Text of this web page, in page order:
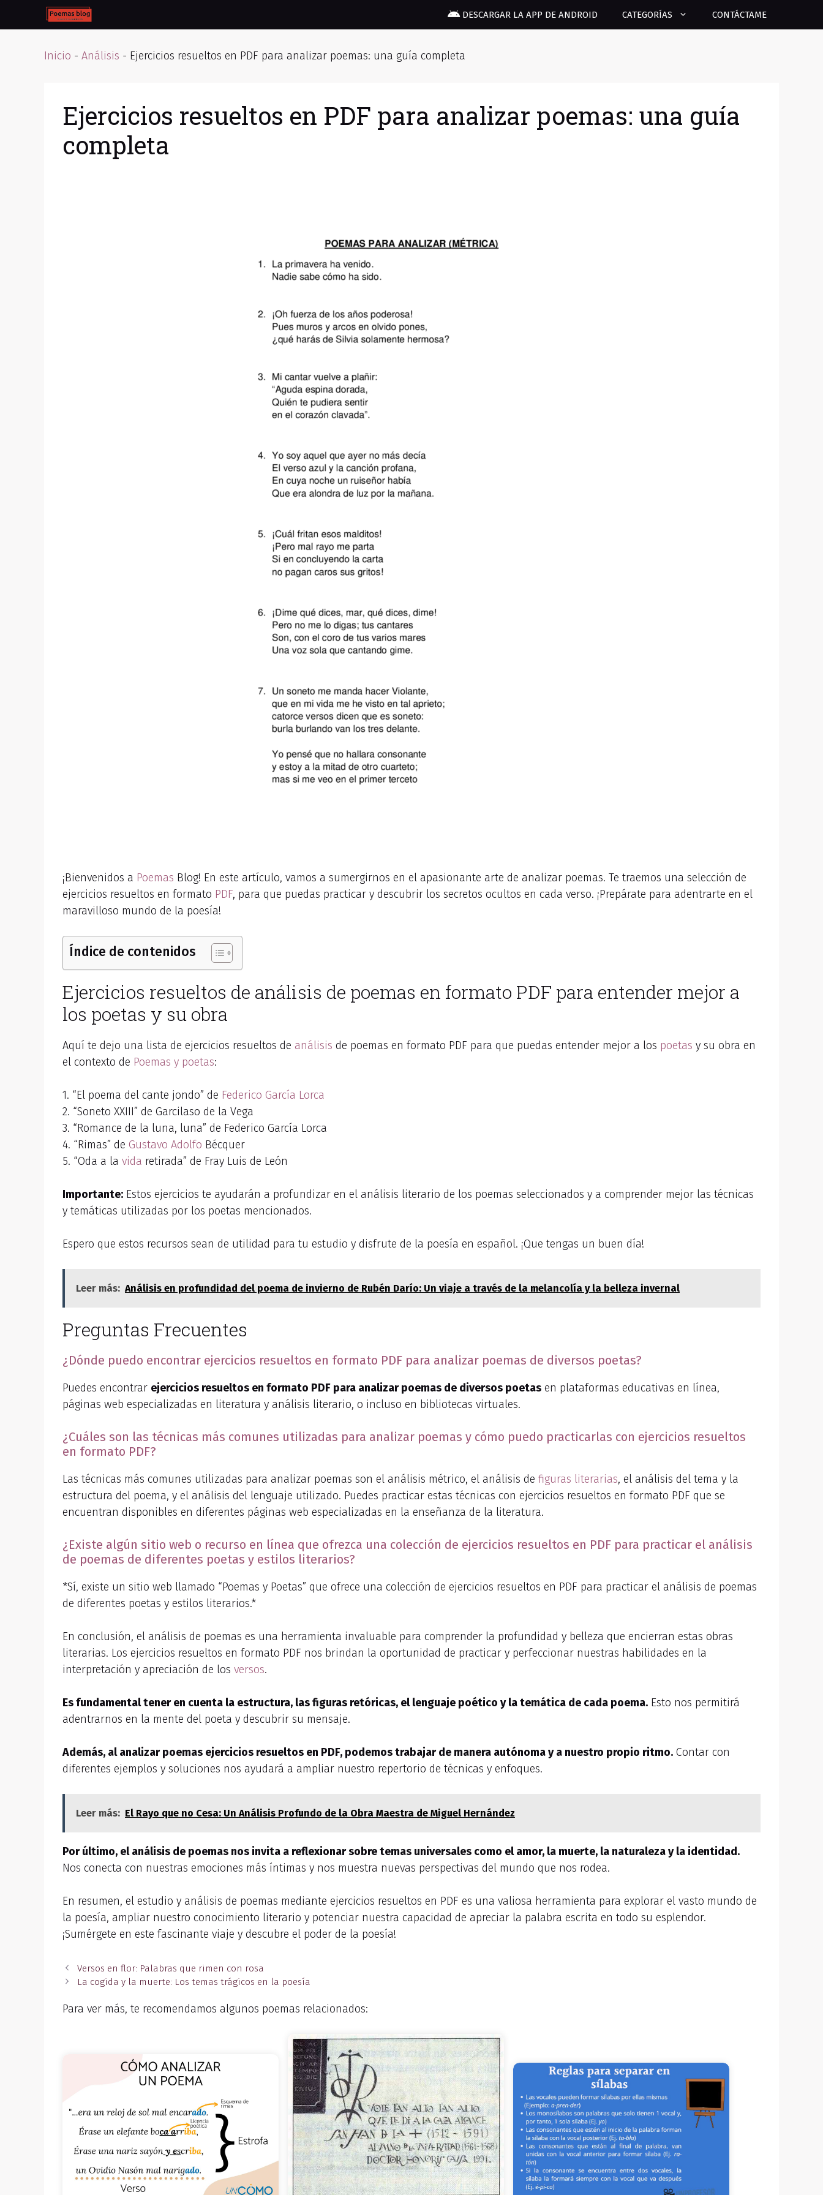
DESCARGAR LA APP DE ANDROID CATEGORÍAS CONTÁCTAME
Inicio - Análisis - Ejercicios resueltos en PDF para analizar poemas: una guía completa
Ejercicios resueltos en PDF para analizar poemas: una guía
completa
¡Bienvenidos a Poemas Blog! En este artículo, vamos a sumergirnos en el apasionante arte de analizar poemas. Te traemos una selección de
ejercicios resueltos en formato PDF, para que puedas practicar y descubrir los secretos ocultos en cada verso. ¡Prepárate para adentrarte en el
maravilloso mundo de la poesía!
Índice de contenidos
Ejercicios resueltos de análisis de poemas en formato PDF para entender mejor a
los poetas y su obra
Aquí te dejo una lista de ejercicios resueltos de análisis de poemas en formato PDF para que puedas entender mejor a los poetas y su obra en
el contexto de Poemas y poetas:
1. “El poema del cante jondo” de Federico García Lorca
2. “Soneto XXIII” de Garcilaso de la Vega
3. “Romance de la luna, luna” de Federico García Lorca
4. “Rimas” de Gustavo Adolfo Bécquer
5. “Oda a la vida retirada” de Fray Luis de León
Importante: Estos ejercicios te ayudarán a profundizar en el análisis literario de los poemas seleccionados y a comprender mejor las técnicas
y temáticas utilizadas por los poetas mencionados.
Espero que estos recursos sean de utilidad para tu estudio y disfrute de la poesía en español. ¡Que tengas un buen día!
Leer más: Análisis en profundidad del poema de invierno de Rubén Darío: Un viaje a través de la melancolía y la belleza invernal
Preguntas Frecuentes
¿Dónde puedo encontrar ejercicios resueltos en formato PDF para analizar poemas de diversos poetas?
Puedes encontrar ejercicios resueltos en formato PDF para analizar poemas de diversos poetas en plataformas educativas en línea,
páginas web especializadas en literatura y análisis literario, o incluso en bibliotecas virtuales.
¿Cuáles son las técnicas más comunes utilizadas para analizar poemas y cómo puedo practicarlas con ejercicios resueltos
en formato PDF?
Las técnicas más comunes utilizadas para analizar poemas son el análisis métrico, el análisis de figuras literarias, el análisis del tema y la
estructura del poema, y el análisis del lenguaje utilizado. Puedes practicar estas técnicas con ejercicios resueltos en formato PDF que se
encuentran disponibles en diferentes páginas web especializadas en la enseñanza de la literatura.
¿Existe algún sitio web o recurso en línea que ofrezca una colección de ejercicios resueltos en PDF para practicar el análisis
de poemas de diferentes poetas y estilos literarios?
*Sí, existe un sitio web llamado “Poemas y Poetas” que ofrece una colección de ejercicios resueltos en PDF para practicar el análisis de poemas
de diferentes poetas y estilos literarios.*
En conclusión, el análisis de poemas es una herramienta invaluable para comprender la profundidad y belleza que encierran estas obras
literarias. Los ejercicios resueltos en formato PDF nos brindan la oportunidad de practicar y perfeccionar nuestras habilidades en la
interpretación y apreciación de los versos.
Es fundamental tener en cuenta la estructura, las figuras retóricas, el lenguaje poético y la temática de cada poema. Esto nos permitirá
adentrarnos en la mente del poeta y descubrir su mensaje.
Además, al analizar poemas ejercicios resueltos en PDF, podemos trabajar de manera autónoma y a nuestro propio ritmo. Contar con
diferentes ejemplos y soluciones nos ayudará a ampliar nuestro repertorio de técnicas y enfoques.
Leer más: El Rayo que no Cesa: Un Análisis Profundo de la Obra Maestra de Miguel Hernández
Por último, el análisis de poemas nos invita a reflexionar sobre temas universales como el amor, la muerte, la naturaleza y la identidad.
Nos conecta con nuestras emociones más íntimas y nos muestra nuevas perspectivas del mundo que nos rodea.
En resumen, el estudio y análisis de poemas mediante ejercicios resueltos en PDF es una valiosa herramienta para explorar el vasto mundo de
la poesía, ampliar nuestro conocimiento literario y potenciar nuestra capacidad de apreciar la palabra escrita en todo su esplendor.
¡Sumérgete en este fascinante viaje y descubre el poder de la poesía!
Versos en flor: Palabras que rimen con rosa
La cogida y la muerte: Los temas trágicos en la poesía
Para ver más, te recomendamos algunos poemas relacionados: